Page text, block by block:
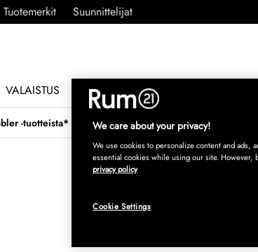
Tuotemerkit Suunnittelijat
VALAISTUS HUONEKALUT
-tuotteista* → We care about your privacy!
We use cookies to personalize content and ads,
essential cookies while using our site. However,
privacy policy
Cookie Settings